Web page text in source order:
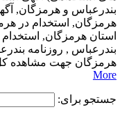
بندرعباس و هرمزگان,
هرمزگان, استخدام در
استان هرمزگان,
بندرعباس , روزنامه
هرمزگان جهت مشاهده
More
جستجو برای: